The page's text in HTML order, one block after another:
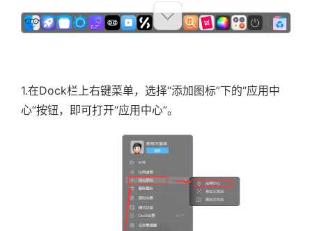
1.在Dock栏上右键菜单，选择“添加图标”下的“应用中
心”按钮，即可打开“应用中心”。